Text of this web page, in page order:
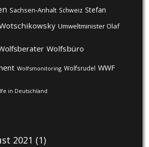
Sachsen-Anhalt Schweiz Stefan
Umweltminister Olaf
Wolfsbüro
Wolfsmonitoring Wolfsrudel WWF
in Deutschland
2021 (1)